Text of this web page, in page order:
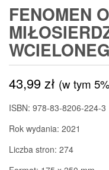
FENOMEN
43,99zł (w tym
ISBN: 978-83-8206-224-3
Rok wydania: 2021
Liczba stron: 274